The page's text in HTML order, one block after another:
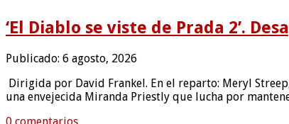
‘El Diablo se viste de Prada 2’.
Publicado: 6 agosto, 2026
Dirigida por David Frankel. En el reparto: Meryl
una envejecida Miranda Priestly que lucha por